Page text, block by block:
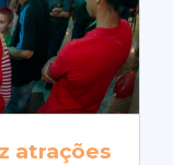
atrações